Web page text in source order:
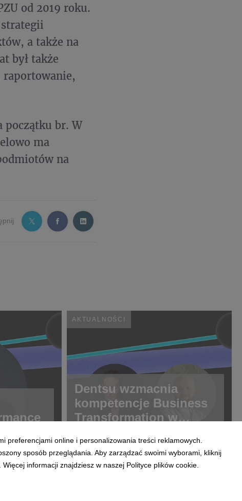
od 2019 roku.
a także na
był także
raportowanie,
początku br. W
ma
na
AKTUALNOŚCI
Dentsu wzmacnia
kompetencje Business
Transformation w
preferencjami online i personalizowania treści reklamowych.
sposób przeglądania. Aby zarządzać swoimi wyborami, kliknij
informacji znajdziesz w naszej Polityce plików cookie.